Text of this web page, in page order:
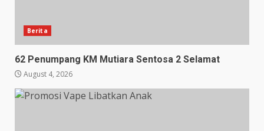
Berita
62 Penumpang KM Mutiara Sentosa 2 Selamat
August 4, 2026